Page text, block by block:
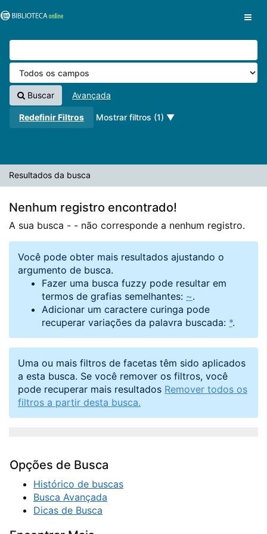
VuFind
Buscar Avançada
Redefinir Filtros Mostrar filtros (1)
Resultados da busca
Nenhum registro encontrado!
A sua busca - - não corresponde a nenhum registro.
Você pode obter mais resultados ajustando o
argumento de busca.
Fazer uma busca fuzzy pode resultar em
termos de grafias semelhantes: ~.
Adicionar um caractere curinga pode
recuperar variações da palavra buscada: *.
Uma ou mais filtros de facetas têm sido aplicados
a esta busca. Se você remover os filtros, você
pode recuperar mais resultados Remover todos os
filtros a partir desta busca.
Opções de Busca
Histórico de buscas
Busca Avançada
Dicas de Busca